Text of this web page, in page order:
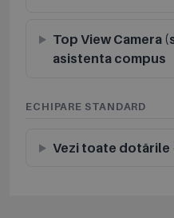
Top View Camera
asistenta compus
ECHIPARE STANDARD
Vezi toate dotările